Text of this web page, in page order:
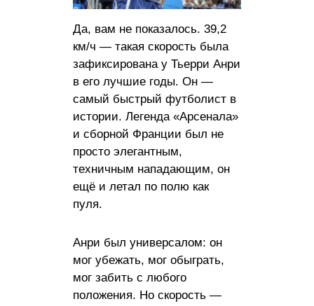
Да, вам не показалось. 39,2
км/ч — такая скорость была
зафиксирована у Тьерри Анри
в его лучшие годы. Он —
самый быстрый футболист в
истории. Легенда «Арсенала»
и сборной Франции был не
просто элегантным,
техничным нападающим, он
ещё и летал по полю как
пуля.
Анри был универсалом: он
мог убежать, мог обыграть,
мог забить с любого
положения. Но скорость —